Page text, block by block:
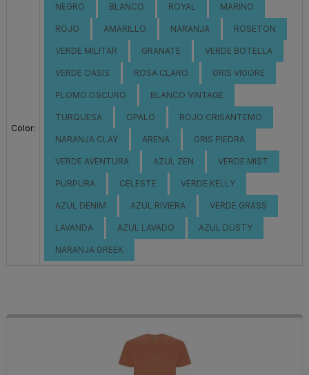
Color:
NEGRO BLANCO ROYAL MARINO
ROJO AMARILLO NARANJA ROSETON
VERDE MILITAR GRANATE VERDE BOTELLA
VERDE OASIS ROSA CLARO GRIS VIGORE
PLOMO OSCURO BLANCO VINTAGE
TURQUESA OPALO ROJO CRISANTEMO
NARANJA CLAY ARENA GRIS PIEDRA
VERDE AVENTURA AZUL ZEN VERDE MIST
PURPURA CELESTE VERDE KELLY
AZUL DENIM AZUL RIVIERA VERDE GRASS
LAVANDA AZUL LAVADO AZUL DUSTY
NARANJA GREEK